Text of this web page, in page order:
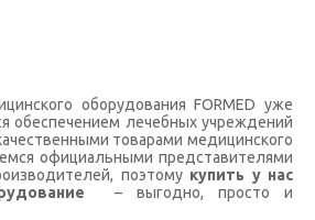
оборудования FORMED уже
обеспечением лечебных учреждений
товарами медицинского
официальными представителями
поэтому купить у нас
– выгодно, просто и